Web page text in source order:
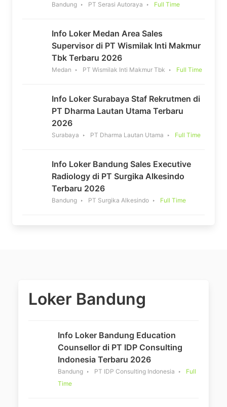
Bandung PT Serasi Autoraya Full Time
Info Loker Medan Area Sales
Supervisor di PT Wismilak Inti Makmur
Tbk Terbaru 2026
Medan PT Wismilak Inti Makmur Tbk Full Time
Info Loker Surabaya Staf Rekrutmen di
PT Dharma Lautan Utama Terbaru
2026
Surabaya PT Dharma Lautan Utama Full Time
Info Loker Bandung Sales Executive
Radiology di PT Surgika Alkesindo
Terbaru 2026
Bandung PT Surgika Alkesindo Full Time
Loker Bandung
Info Loker Bandung Education
Counsellor di PT IDP Consulting
Indonesia Terbaru 2026
Bandung PT IDP Consulting Indonesia
Full
Time